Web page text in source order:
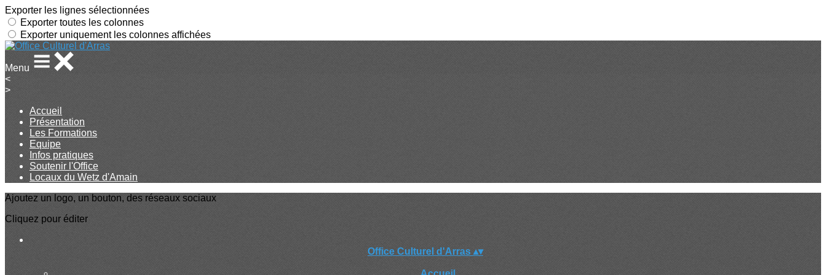
Exporter les lignes sélectionnées
Exporter toutes les colonnes
Exporter uniquement les colonnes affichées
Menu
<
>
Accueil
Présentation
Les Formations
Equipe
Infos pratiques
Soutenir l'Office
Locaux du Wetz d'Amain
Ajoutez un logo, un bouton, des réseaux sociaux
Cliquez pour éditer
Office Culturel d'Arras ▴▾